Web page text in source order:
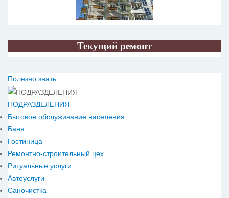
Текущий ремонт
Полезно знать
ПОДРАЗДЕЛЕНИЯ
Бытовое обслуживание населения
Баня
Гостиница
Ремонтно-строительный цех
Ритуальные услуги
Автоуслуги
Саночистка